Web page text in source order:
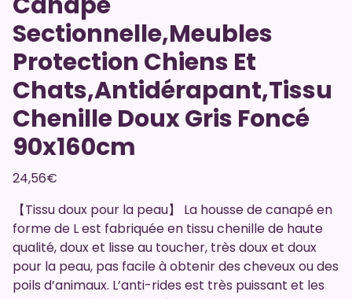
Sectionnelle,Meubles
Protection Chiens Et
Chats,Antidérapant,Tissu
Chenille Doux Gris Foncé
90x160cm
24,56€
【Tissu doux pour la peau】 La housse de canapé en
forme de L est fabriquée en tissu chenille de haute
qualité, doux et lisse au toucher, très doux et doux
pour la peau, pas facile à obtenir des cheveux ou des
poils d’animaux. L’anti-rides est très puissant et les